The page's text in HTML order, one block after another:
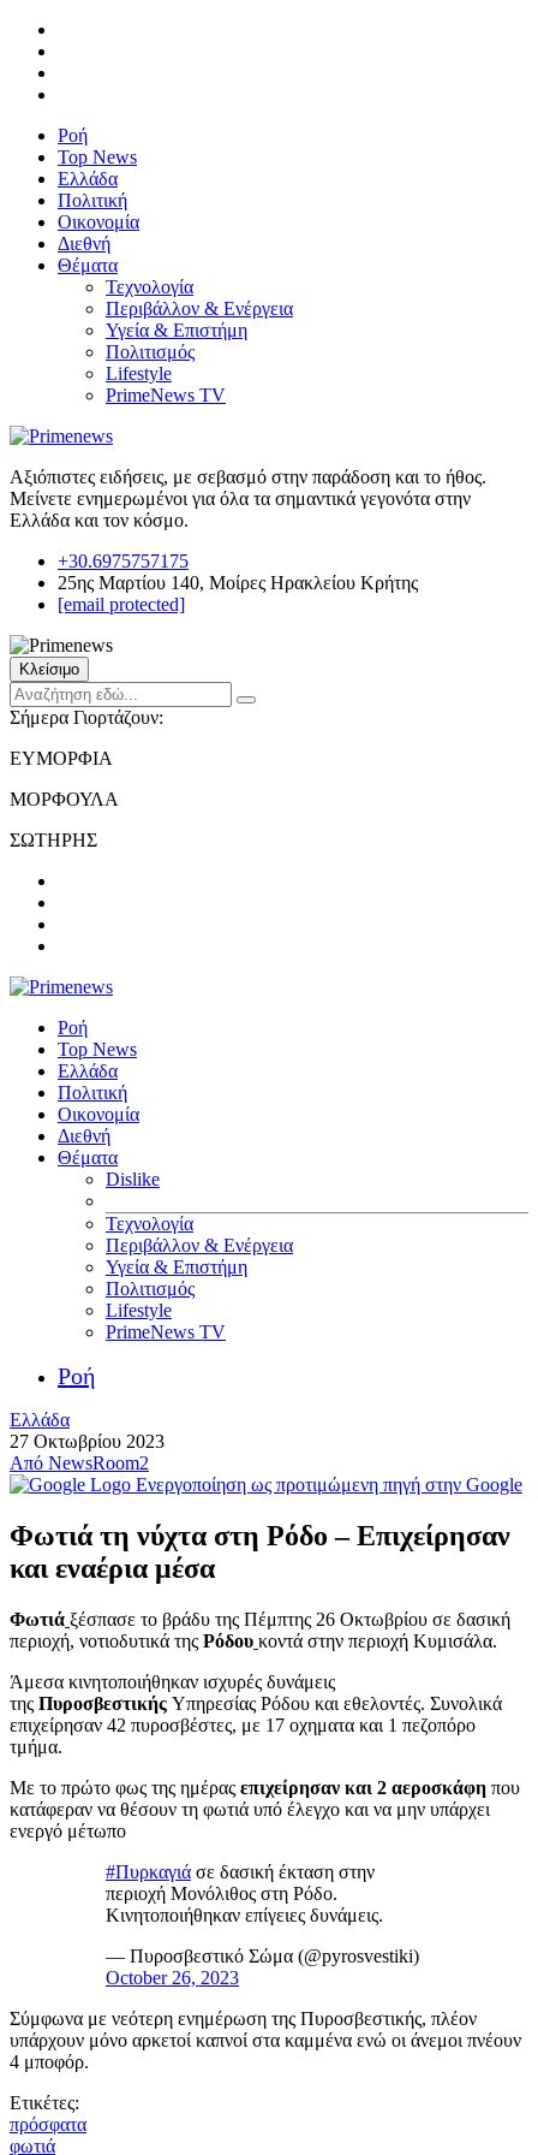
Ροή
Top News
Ελλάδα
Πολιτική
Οικονομία
Διεθνή
Θέματα
Τεχνολογία
Περιβάλλον & Ενέργεια
Υγεία & Επιστήμη
Πολιτισμός
Lifestyle
PrimeNews TV
Αξιόπιστες ειδήσεις, με σεβασμό στην παράδοση και το ήθος.
Μείνετε ενημερωμένοι για όλα τα σημαντικά γεγονότα στην
Ελλάδα και τον κόσμο.
+30.6975757175
25ης Μαρτίου 140, Μοίρες Ηρακλείου Κρήτης
[email protected]
Κλείσιμο
Σήμερα Γιορτάζουν:
ΕΥΜΟΡΦΙΑ
ΜΟΡΦΟΥΛΑ
ΣΩΤΗΡΗΣ
Ροή
Top News
Ελλάδα
Πολιτική
Οικονομία
Διεθνή
Θέματα
Dislike
Τεχνολογία
Περιβάλλον & Ενέργεια
Υγεία & Επιστήμη
Πολιτισμός
Lifestyle
PrimeNews TV
Ροή
Ελλάδα
27 Οκτωβρίου 2023
Από NewsRoom2
Ενεργοποίηση ως προτιμώμενη πηγή στην Google
Φωτιά τη νύχτα στη Ρόδο – Επιχείρησαν
και εναέρια μέσα
Φωτιά ξέσπασε το βράδυ της Πέμπτης 26 Οκτωβρίου σε δασική
περιοχή, νοτιοδυτικά της Ρόδου κοντά στην περιοχή Κυμισάλα.
Άμεσα κινητοποιήθηκαν ισχυρές δυνάμεις
της Πυροσβεστικής Υπηρεσίας Ρόδου και εθελοντές. Συνολικά
επιχείρησαν 42 πυροσβέστες, με 17 οχηματα και 1 πεζοπόρο
τμήμα.
Με το πρώτο φως της ημέρας επιχείρησαν και 2 αεροσκάφη που
κατάφεραν να θέσουν τη φωτιά υπό έλεγχο και να μην υπάρχει
ενεργό μέτωπο
#Πυρκαγιά σε δασική έκταση στην
περιοχή Μονόλιθος στη Ρόδο.
Κινητοποιήθηκαν επίγειες δυνάμεις.
— Πυροσβεστικό Σώμα (@pyrosvestiki)
October 26, 2023
Σύμφωνα με νεότερη ενημέρωση της Πυροσβεστικής, πλέον
υπάρχουν μόνο αρκετοί καπνοί στα καμμένα ενώ οι άνεμοι πνέουν
4 μποφόρ.
Ετικέτες:
πρόσφατα
φωτιά